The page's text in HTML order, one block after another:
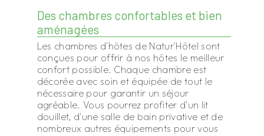
Des chambres confortables et bien
aménagées
Les chambres d'hôtes de Natur'Hôtel sont
conçues pour offrir à nos hôtes le meilleur
confort possible. Chaque chambre est
décorée avec soin et équipée de tout le
nécessaire pour garantir un séjour
agréable. Vous pourrez profiter d'un lit
douillet, d'une salle de bain privative et de
nombreux autres équipements pour vous